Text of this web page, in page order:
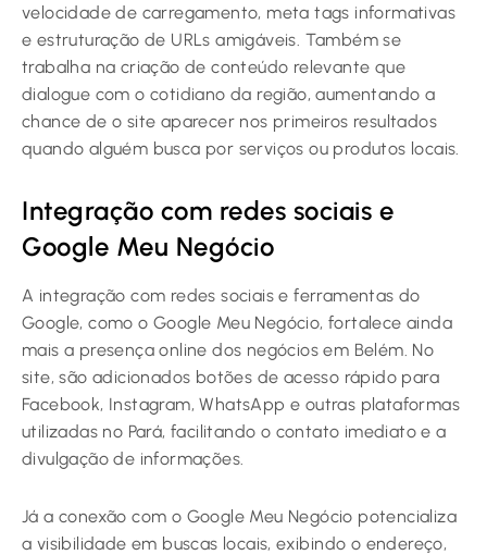
velocidade de carregamento, meta tags informativas
e estruturação de URLs amigáveis. Também se
trabalha na criação de conteúdo relevante que
dialogue com o cotidiano da região, aumentando a
chance de o site aparecer nos primeiros resultados
quando alguém busca por serviços ou produtos locais.
Integração com redes sociais e
Google Meu Negócio
A integração com redes sociais e ferramentas do
Google, como o Google Meu Negócio, fortalece ainda
mais a presença online dos negócios em Belém. No
site, são adicionados botões de acesso rápido para
Facebook, Instagram, WhatsApp e outras plataformas
utilizadas no Pará, facilitando o contato imediato e a
divulgação de informações.
Já a conexão com o Google Meu Negócio potencializa
a visibilidade em buscas locais, exibindo o endereço,